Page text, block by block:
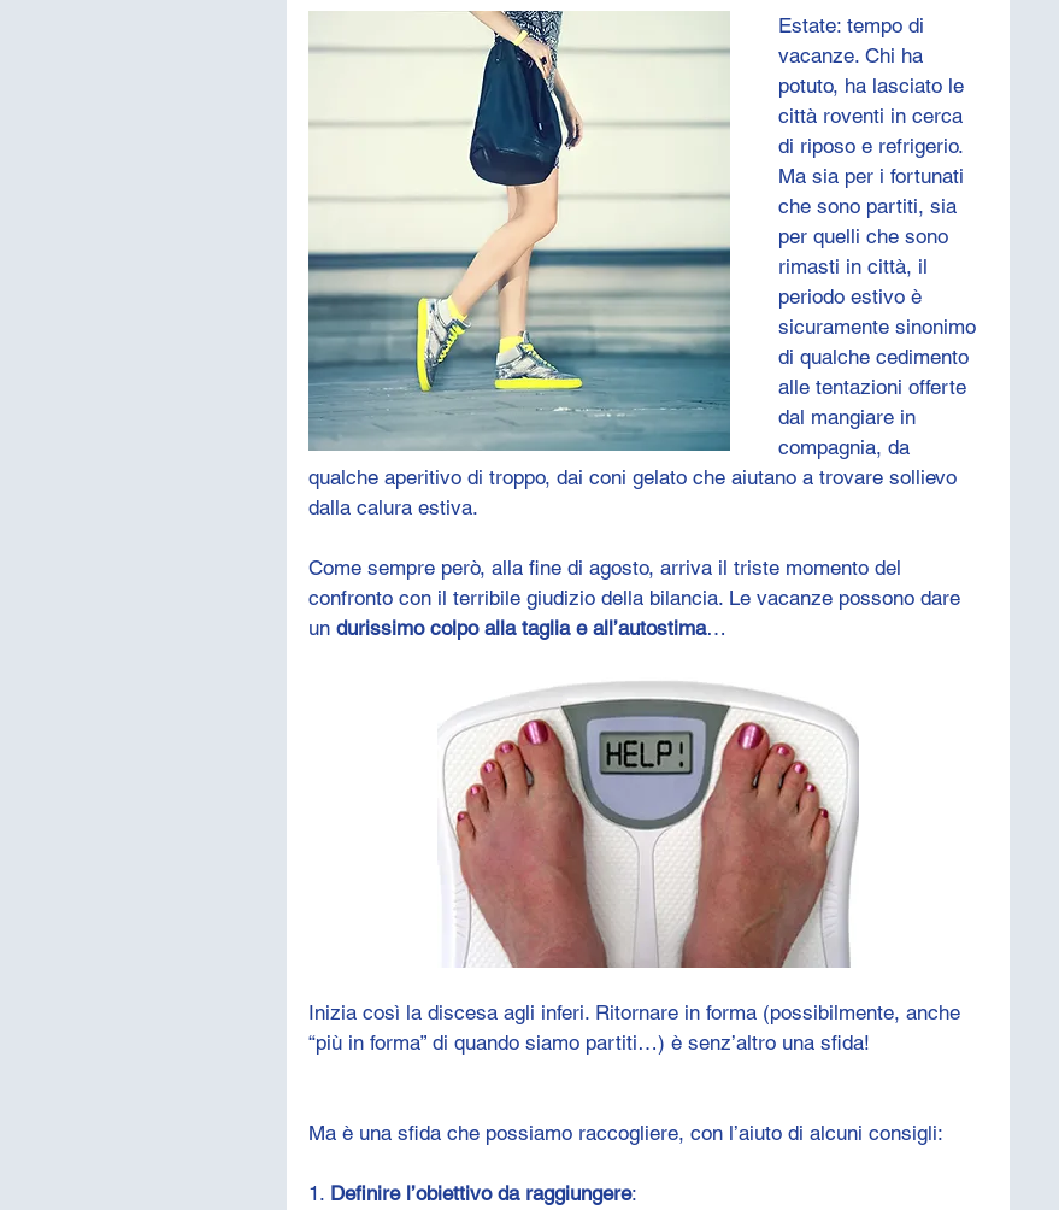
Estate: tempo di
vacanze. Chi ha
potuto, ha lasciato le
città roventi in cerca
di riposo e refrigerio.
Ma sia per i fortunati
che sono partiti, sia
per quelli che sono
rimasti in città, il
periodo estivo è
sicuramente sinonimo
di qualche cedimento
alle tentazioni offerte
dal mangiare in
compagnia, da
qualche aperitivo di troppo, dai coni gelato che aiutano a trovare sollievo
dalla calura estiva.
Come sempre però, alla fine di agosto, arriva il triste momento del
confronto con il terribile giudizio della bilancia. Le vacanze possono dare
un durissimo colpo alla taglia e all’autostima…
Inizia così la discesa agli inferi. Ritornare in forma (possibilmente, anche
“più in forma” di quando siamo partiti…) è senz’altro una sfida!
Ma è una sfida che possiamo raccogliere, con l’aiuto di alcuni consigli:
1. Definire l’obiettivo da raggiungere: